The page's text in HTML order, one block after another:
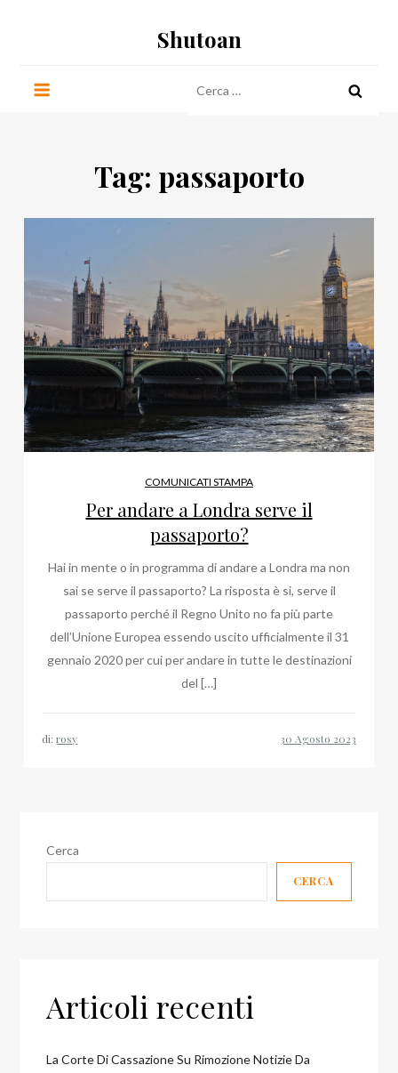
Shutoan
per:
Tag: passaporto
COMUNICATI STAMPA
Per andare a Londra serve il
passaporto?
Hai in mente o in programma di andare a Londra ma non
sai se serve il passaporto? La risposta è si, serve il
passaporto perché il Regno Unito no fa più parte
dell’Unione Europea essendo uscito ufficialmente il 31
gennaio 2020 per cui per andare in tutte le destinazioni
del […]
di:rosy
Cerca
CERCA
Articoli recenti
La Corte Di Cassazione Su Rimozione Notizie Da